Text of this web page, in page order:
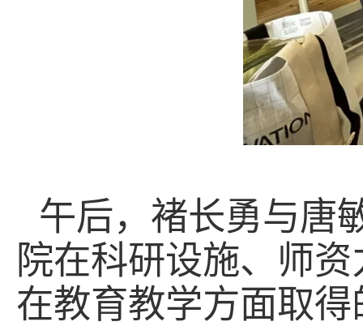
午后， 褚长勇与唐
院在科研设施、师资
在教育教学方面取